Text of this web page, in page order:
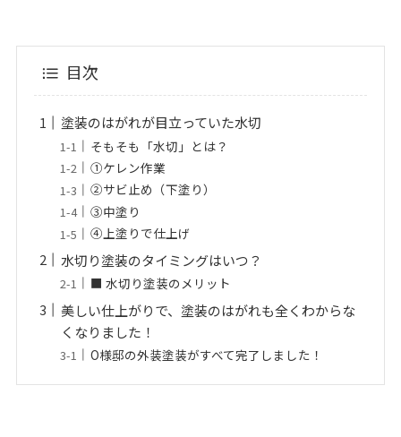
目次
塗装のはがれが目立っていた水切
そもそも「水切」とは？
①ケレン作業
②サビ止め（下塗り）
③中塗り
④上塗りで仕上げ
水切り塗装のタイミングはいつ？
■ 水切り塗装のメリット
美しい仕上がりで、塗装のはがれも全くわからな
くなりました！
O様邸の外装塗装がすべて完了しました！